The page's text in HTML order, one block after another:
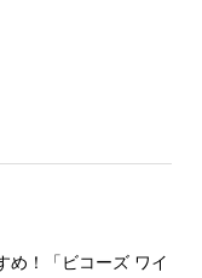
め！「ビコーズ ワイ